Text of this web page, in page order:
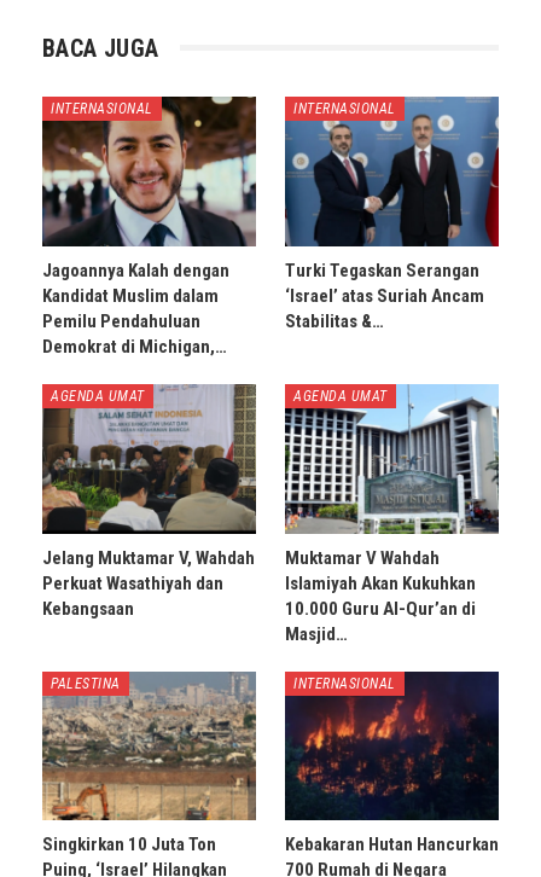
BACA JUGA
INTERNASIONAL
Jagoannya Kalah dengan
Kandidat Muslim dalam
Pemilu Pendahuluan
Demokrat di Michigan,…
INTERNASIONAL
Turki Tegaskan Serangan
‘Israel’ atas Suriah Ancam
Stabilitas &…
AGENDA UMAT
Jelang Muktamar V, Wahdah
Perkuat Wasathiyah dan
Kebangsaan
AGENDA UMAT
Muktamar V Wahdah
Islamiyah Akan Kukuhkan
10.000 Guru Al-Qur’an di
Masjid…
PALESTINA
Singkirkan 10 Juta Ton
Puing, ‘Israel’ Hilangkan
INTERNASIONAL
Kebakaran Hutan Hancurkan
700 Rumah di Negara